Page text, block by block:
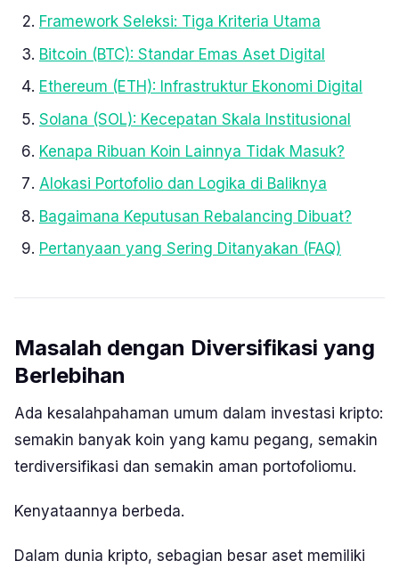
Framework Seleksi: Tiga Kriteria Utama
Bitcoin (BTC): Standar Emas Aset Digital
Ethereum (ETH): Infrastruktur Ekonomi Digital
Solana (SOL): Kecepatan Skala Institusional
Kenapa Ribuan Koin Lainnya Tidak Masuk?
Alokasi Portofolio dan Logika di Baliknya
Bagaimana Keputusan Rebalancing Dibuat?
Pertanyaan yang Sering Ditanyakan (FAQ)
Masalah dengan Diversifikasi yang
Berlebihan
Ada kesalahpahaman umum dalam investasi kripto:
semakin banyak koin yang kamu pegang, semakin
terdiversifikasi dan semakin aman portofoliomu.
Kenyataannya berbeda.
Dalam dunia kripto, sebagian besar aset memiliki